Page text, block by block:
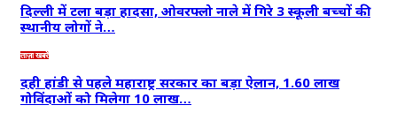
दिल्ली में टला बड़ा हादसा, ओवरफ्लो नाले में गिरे 3 स्कूली बच्चों की
स्थानीय लोगों ने…
ताज़ा खबरें
दही हांडी से पहले महाराष्ट्र सरकार का बड़ा ऐलान, 1.60 लाख
गोविंदाओं को मिलेगा 10 लाख…